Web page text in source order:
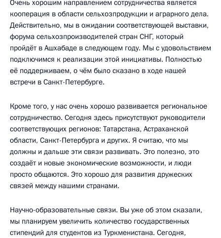
Очень хорошим направлением сотрудничества является
кооперация в области сельхозпродукции и аграрного дела.
Действительно, мы в ожидании соответствующей выставки,
форума сельхозпроизводителей стран СНГ, который
пройдёт в Ашхабаде в следующем году. Мы с удовольствием
подключимся к реализации этой инициативы. Полностью
её поддерживаем, о чём было сказано в ходе нашей
встречи в Санкт-Петербурге.
Кроме того, у нас очень хорошо развивается региональное
сотрудничество. Сегодня здесь присутствуют руководители
соответствующих регионов: Татарстана, Астраханской
области, Санкт-Петербурга и других. Я считаю, что мы
должны и дальше эти связи развивать. Это полезно, это
создаёт и новые экономические возможности, и люди
просто общаются. Это хорошо для развития дружеских
связей между нашими странами.
Научно-образовательные связи. Вы уже об этом сказали,
мы планируем увеличить количество государственных
стипендий для студентов из Туркменистана. Сегодня,